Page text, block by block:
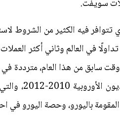
تتوافر فيه الكثير من الشروط
في العالم وثاني أكثر
وقت سابق من هذا العام،
وجود سياسة